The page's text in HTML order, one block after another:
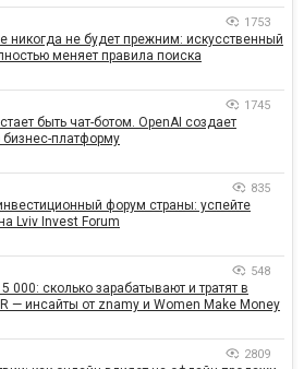
1753
никогда не будет прежним: искусственный
меняет правила поиска
1745
быть чат-ботом. OpenAI создает
платформу
835
форум страны: успейте
Lviv Invest Forum
548
000: сколько зарабатывают и тратят в
— инсайты от znamy и Women Make Money
2809